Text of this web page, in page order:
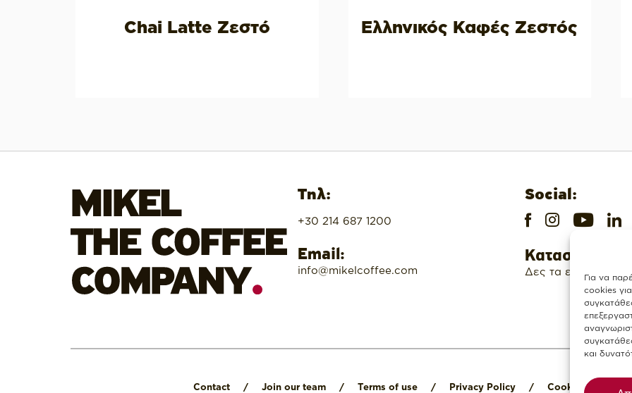
Για να
cookies
και
Chai Latte Ζεστό Ελληνικός Καφές Ζεστός
Τηλ:
+30 214 687 1200
Email:
info@mikelcoffee.com
Social:
Καταστήματα
Δες τα εδώ
Contact / Join our team / Terms of use / Privacy Policy / Cookies Policy